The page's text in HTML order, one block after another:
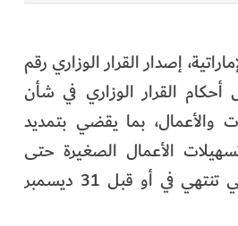
إصدار القرار الوزاري رقم
أحكام القرار الوزاري في شأن
والأعمال، بما يقضي بتمديد
الأعمال الصغيرة حتى
الفترات الضريبية التي تنتهي في أو قبل 31 ديسمبر